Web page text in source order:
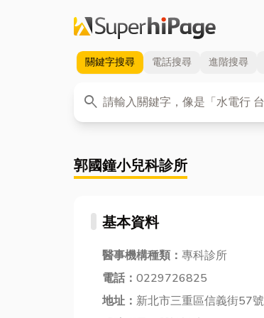
關鍵字搜尋 電話搜尋 進階搜尋
search
關鍵字
郭國鐘小兒科診所
基本資料
醫事機構種類： 專科診所
電話： 0229726825
地址： 新北市三重區信義街57號